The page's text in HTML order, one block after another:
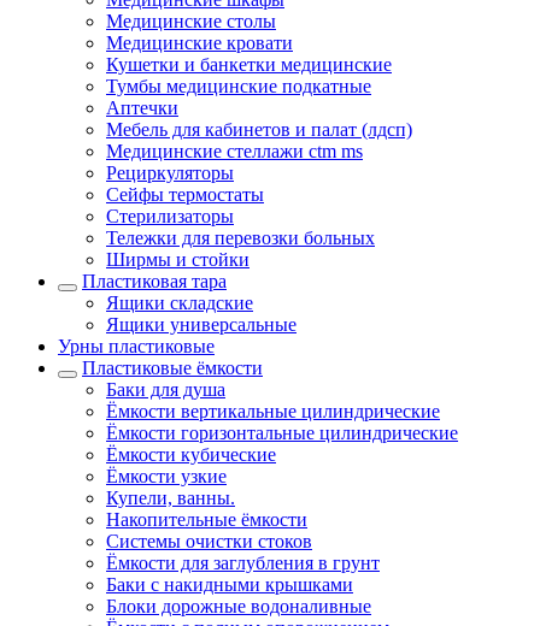
Медицинские столы
Медицинские кровати
Кушетки и банкетки медицинские
Тумбы медицинские подкатные
Аптечки
Мебель для кабинетов и палат (лдсп)
Медицинские стеллажи ctm ms
Рециркуляторы
Сейфы термостаты
Стерилизаторы
Тележки для перевозки больных
Ширмы и стойки
Пластиковая тара
Ящики складские
Ящики универсальные
Урны пластиковые
Пластиковые ёмкости
Баки для душа
Ёмкости вертикальные цилиндрические
Ёмкости горизонтальные цилиндрические
Ёмкости кубические
Ёмкости узкие
Купели, ванны.
Накопительные ёмкости
Системы очистки стоков
Ёмкости для заглубления в грунт
Баки с накидными крышками
Блоки дорожные водоналивные